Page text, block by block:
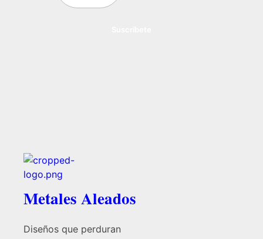
Metales Aleados
Diseños que perduran